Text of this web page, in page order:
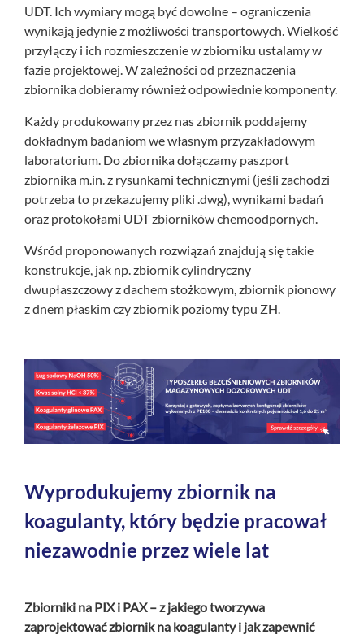
UDT. Ich wymiary mogą być dowolne – ograniczenia
wynikają jedynie z możliwości transportowych. Wielkość
przyłączy i ich rozmieszczenie w zbiorniku ustalamy w
fazie projektowej. W zależności od przeznaczenia
zbiornika dobieramy również odpowiednie komponenty.
Każdy produkowany przez nas zbiornik poddajemy
dokładnym badaniom we własnym przyzakładowym
laboratorium. Do zbiornika dołączamy paszport
zbiornika m.in. z rysunkami technicznymi (jeśli zachodzi
potrzeba to przekazujemy pliki .dwg), wynikami badań
oraz protokołami UDT zbiorników chemoodpornych.
Wśród proponowanych rozwiązań znajdują się takie
konstrukcje, jak np. zbiornik cylindryczny
dwupłaszczowy z dachem stożkowym, zbiornik pionowy
z dnem płaskim czy zbiornik poziomy typu ZH.
Wyprodukujemy zbiornik na
koagulanty, który będzie pracował
niezawodnie przez wiele lat
Zbiorniki na PIX i PAX –z jakiego tworzywa
zaprojektować zbiornik na koagulanty i jak zapewnić